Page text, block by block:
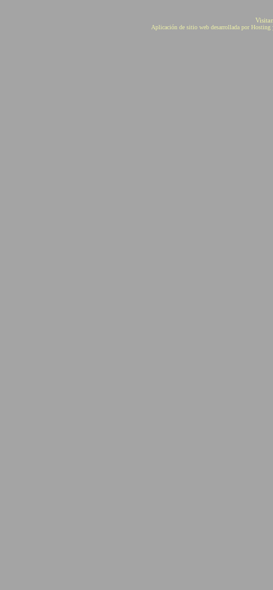
Aplicación de sitio web desarrollada por